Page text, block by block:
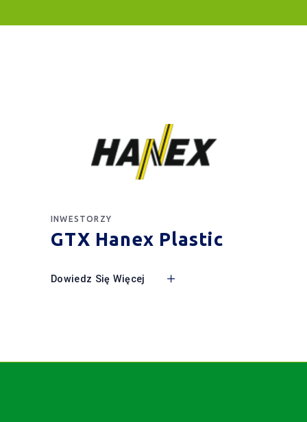
INWESTORZY
GTX Hanex Plastic
Dowiedz Się Więcej